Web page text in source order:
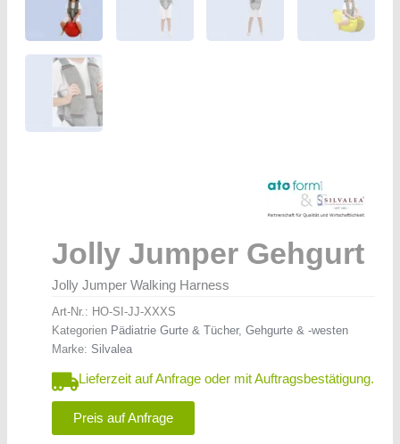
Jolly Jumper Gehgurt
Jolly Jumper Walking Harness
Art-Nr.: HO-SI-JJ-XXXS
Kategorien Pädiatrie Gurte & Tücher, Gehgurte & -westen
Marke: Silvalea
Lieferzeit auf Anfrage oder mit Auftragsbestätigung.
Preis auf Anfrage